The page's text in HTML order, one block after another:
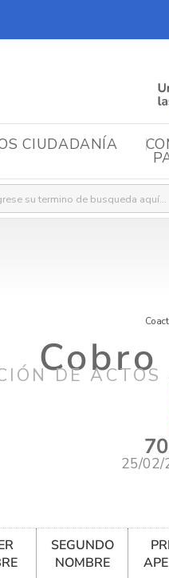
CIUDADANÍA
DE
25/02/
SEGUNDO
NOMBRE